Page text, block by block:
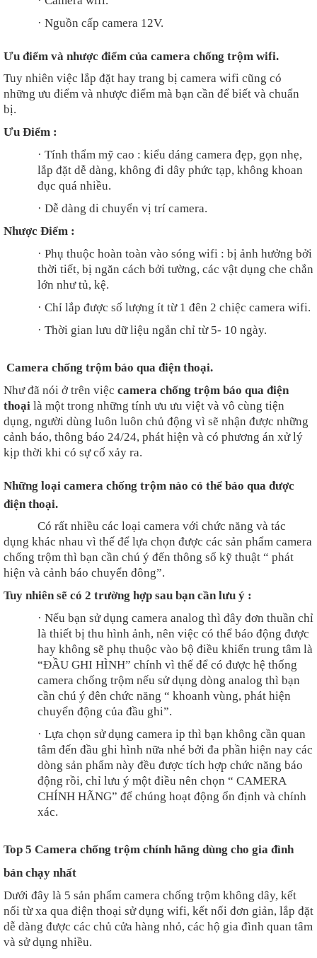
· Nguồn cấp camera 12V.
Ưu điểm và nhược điểm của camera chống trộm wifi.
Tuy nhiên việc lắp đặt hay trang bị camera wifi cũng có
những ưu điểm và nhược điểm mà bạn cần để biết và chuẩn
bị.
Ưu Điểm :
· Tính thẩm mỹ cao : kiểu dáng camera đẹp, gọn nhẹ,
lắp đặt dễ dàng, không đi dây phức tạp, không khoan
đục quá nhiều.
· Dễ dàng di chuyển vị trí camera.
Nhược Điểm :
· Phụ thuộc hoàn toàn vào sóng wifi : bị ảnh hưởng bởi
thời tiết, bị ngăn cách bởi tường, các vật dụng che chắn
lớn như tủ, kệ.
· Chỉ lắp được số lượng ít từ 1 đên 2 chiệc camera wifi.
· Thời gian lưu dữ liệu ngắn chỉ từ 5- 10 ngày.
Camera chống trộm báo qua điện thoại.
Như đã nói ở trên việc camera chống trộm báo qua điện
thoại là một trong những tính ưu ưu việt và vô cùng tiện
dụng, người dùng luôn luôn chủ động vì sẽ nhận được những
cảnh báo, thông báo 24/24, phát hiện và có phương án xử lý
kịp thời khi có sự cố xảy ra.
Những loại camera chống trộm nào có thể báo qua được
điện thoại.
Có rất nhiều các loại camera với chức năng và tác
dụng khác nhau vì thế để lựa chọn được các sản phẩm camera
chống trộm thì bạn cần chú ý đến thông số kỹ thuật “ phát
hiện và cảnh báo chuyển đông”.
Tuy nhiên sẽ có 2 trường hợp sau bạn cần lưu ý :
· Nếu bạn sử dụng camera analog thì đây đơn thuần chỉ
là thiết bị thu hình ảnh, nên việc có thể báo động được
hay không sẽ phụ thuộc vào bộ điều khiển trung tâm là
“ĐẦU GHI HÌNH” chính vì thế để có được hệ thống
camera chống trộm nếu sử dụng dòng analog thì bạn
cần chú ý đên chức năng “ khoanh vùng, phát hiện
chuyển động của đầu ghi”.
· Lựa chọn sử dụng camera ip thì bạn không cần quan
tâm đến đầu ghi hình nữa nhé bởi đa phần hiện nay các
dòng sản phẩm này đều được tích hợp chức năng báo
động rồi, chỉ lưu ý một điều nên chọn “ CAMERA
CHÍNH HÃNG” để chúng hoạt động ổn định và chính
xác.
Top 5 Camera chống trộm chính hãng dùng cho gia đình
bán chạy nhất
Dưới đây là 5 sản phẩm camera chống trộm không dây, kết
nối từ xa qua điện thoại sử dụng wifi, kết nối đơn giản, lắp đặt
dễ dàng được các chủ cửa hàng nhỏ, các hộ gia đình quan tâm
và sử dụng nhiều.